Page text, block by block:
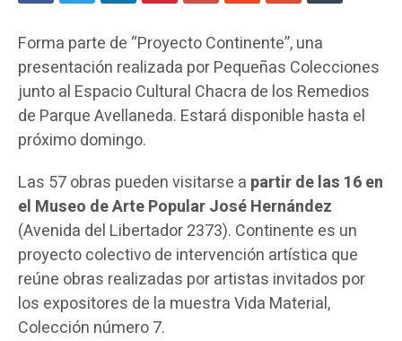
Forma parte de “Proyecto Continente”, una
presentación realizada por Pequeñas Colecciones
junto al Espacio Cultural Chacra de los Remedios
de Parque Avellaneda. Estará disponible hasta el
próximo domingo.
Las 57 obras pueden visitarse a partir de las 16 en
el Museo de Arte Popular José Hernández
(Avenida del Libertador 2373). Continente es un
proyecto colectivo de intervención artística que
reúne obras realizadas por artistas invitados por
los expositores de la muestra Vida Material,
Colección número 7.